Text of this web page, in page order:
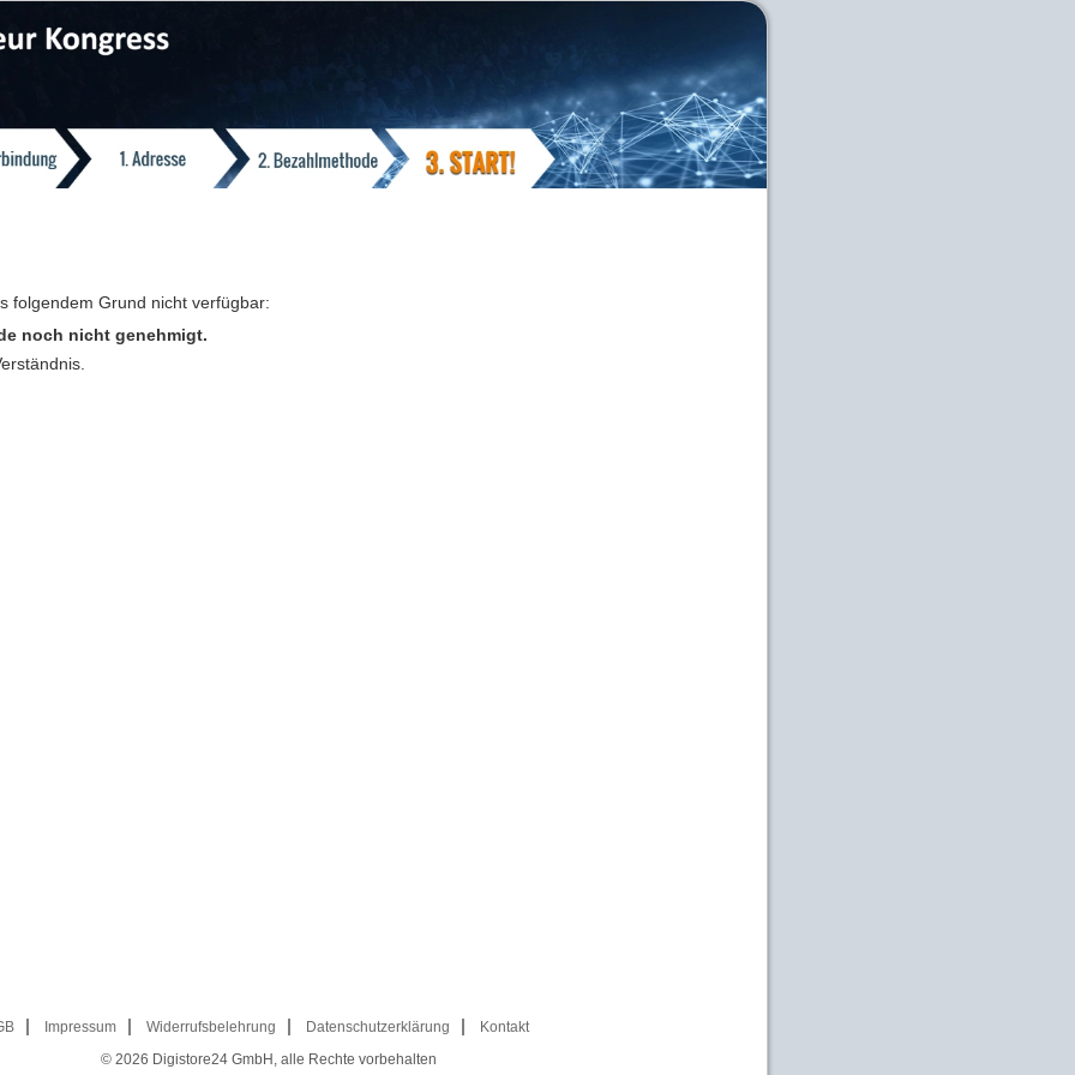
folgendem Grund nicht verfügbar:
noch nicht genehmigt.
Impressum Widerrufsbelehrung Datenschutzerklärung
Kontakt
© 2026 Digistore24 GmbH, alle Rechte vorbehalten